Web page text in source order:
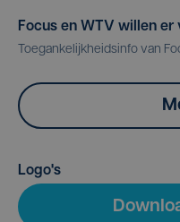
Focus en WTV willen er
Toegankelijkheidsinfo van
Logo's